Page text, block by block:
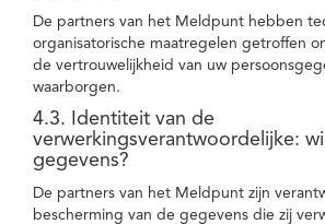
De partners van het Meldpunt hebben
organisatorische maatregelen getroffen
de vertrouwelijkheid van uw
waarborgen.
4.3. Identiteit van de
verwerkingsverantwoordelijke:
gegevens?
De partners van het Meldpunt zijn
bescherming van de gegevens die zij